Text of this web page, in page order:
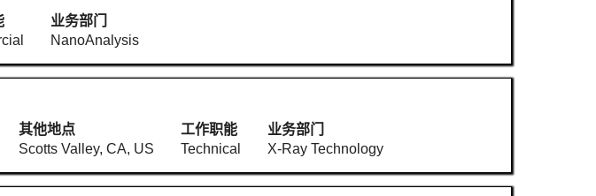
业务部门
NanoAnalysis
其他地点
Scotts Valley, CA, US
工作职能
Technical
业务部门
X-Ray Technology